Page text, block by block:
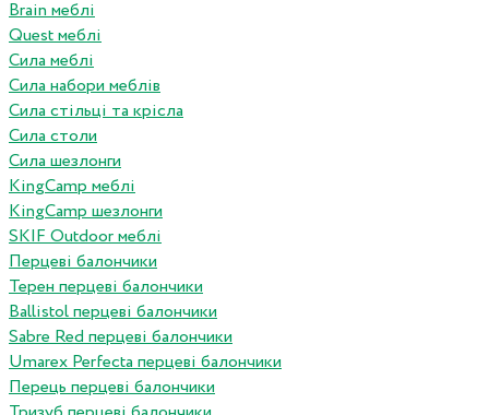
Brain меблі
Quest меблі
Сила меблі
Сила набори меблів
Сила стільці та крісла
Сила столи
Сила шезлонги
KingCamp меблі
KingCamp шезлонги
SKIF Outdoor меблі
Перцеві балончики
Терен перцеві балончики
Ballistol перцеві балончики
Sabre Red перцеві балончики
Umarex Perfecta перцеві балончики
Перець перцеві балончики